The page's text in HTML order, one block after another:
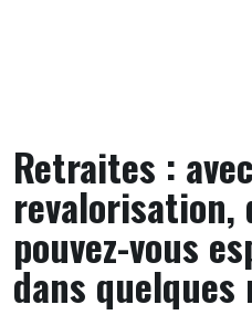
Retraites :
revalorisation,
pouvez-vous
dans quelques